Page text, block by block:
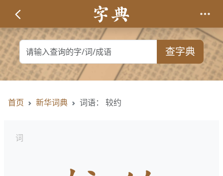
查字典
首页 新华词典 词语： 较约
词